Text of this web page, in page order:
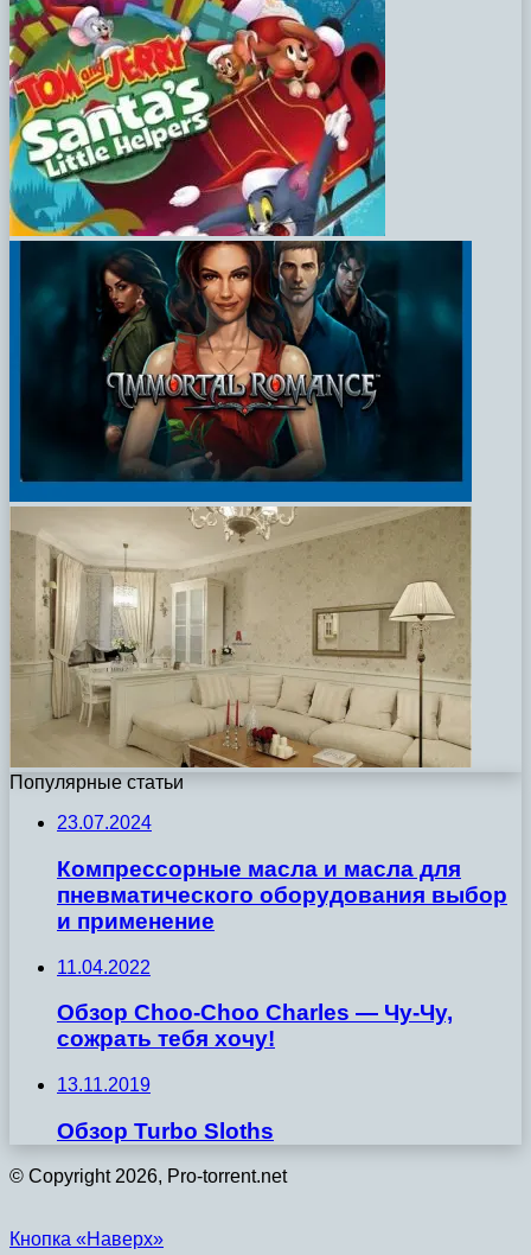
Популярные статьи
23.07.2024
Компрессорные масла и масла для
пневматического оборудования выбор
и применение
11.04.2022
Обзор Choo-Choo Charles — Чу-Чу,
сожрать тебя хочу!
13.11.2019
Обзор Turbo Sloths
© Copyright 2026, Pro-torrent.net
Кнопка «Наверх»